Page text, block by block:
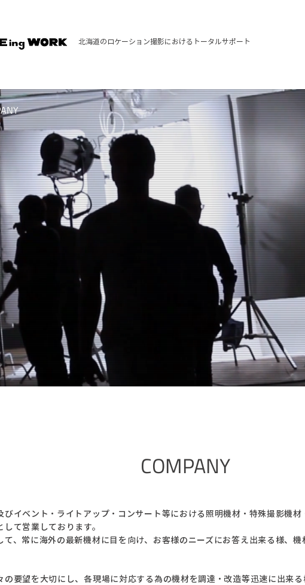
北海道のロケーション撮影におけるトータルサポート
COMPANY
びイベント・ライトアップ・コンサート等における照明機材・特殊撮影機
て営業しております。
て、常に海外の最新機材に目を向け、お客様のニーズにお答え出来る様、
の要望を大切にし、各現場に対応する為の機材を調達・改造等迅速に出来